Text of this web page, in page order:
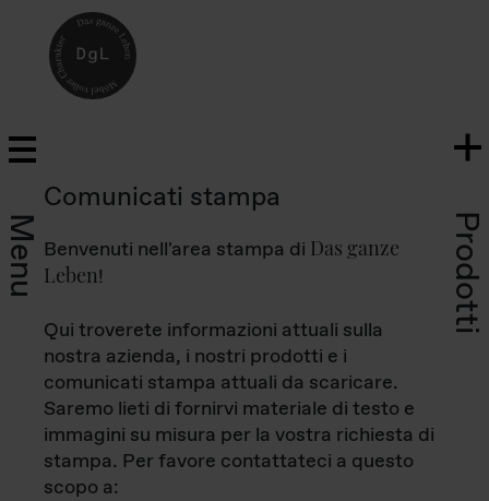
Menu Prodotti
Comunicati stampa
Benvenuti nell'area stampa di Das ganze
Leben!
Qui troverete informazioni attuali sulla
nostra azienda, i nostri prodotti e i
comunicati stampa attuali da scaricare.
Saremo lieti di fornirvi materiale di testo e
immagini su misura per la vostra richiesta di
stampa. Per favore contattateci a questo
scopo a: